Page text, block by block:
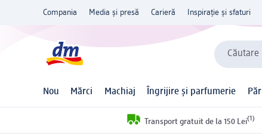
Compania Media și presă Carieră Inspirație și sfaturi
Căutare
Nou Mărci Machiaj Îngrijire și parfumerie Păr
Transport gratuit de la 150 Lei(1)